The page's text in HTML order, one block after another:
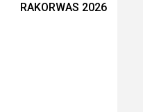
RAKORWAS 2026